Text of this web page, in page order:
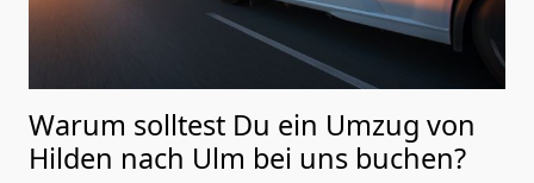
Warum solltest Du ein Umzug von
Hilden nach Ulm bei uns buchen?